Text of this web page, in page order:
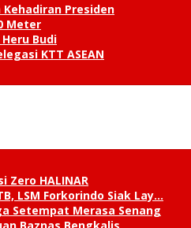
Kehadiran Presiden
Meter
Budi
KTT ASEAN
Zero HALINAR
LSM Forkorindo Siak Lay…
Setempat Merasa Senang